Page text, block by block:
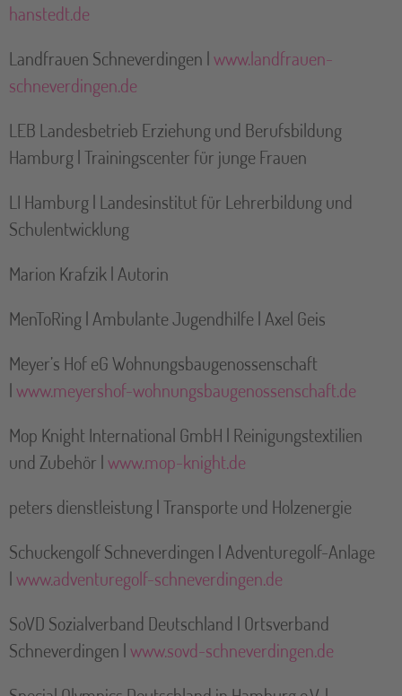
hanstedt.de
Landfrauen Schneverdingen |www.landfrauen-
schneverdingen.de
LEB Landesbetrieb Erziehung und Berufsbildung
Hamburg | Trainingscenter für junge Frauen
LI Hamburg | Landesinstitut für Lehrerbildung und
Schulentwicklung
Marion Krafzik | Autorin
MenToRing | Ambulante Jugendhilfe | Axel Geis
Meyer’s Hof eG Wohnungsbaugenossenschaft
|www.meyershof-wohnungsbaugenossenschaft.de
Mop Knight International GmbH | Reinigungstextilien
und Zubehör |www.mop-knight.de
peters dienstleistung | Transporte und Holzenergie
Schuckengolf Schneverdingen | Adventuregolf-Anlage
|www.adventuregolf-schneverdingen.de
SoVD Sozialverband Deutschland | Ortsverband
Schneverdingen |www.sovd-schneverdingen.de